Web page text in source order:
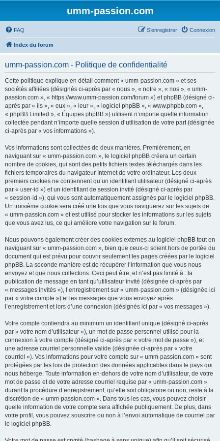
umm-passion.com
FAQ Connexion
S’enregistrer
Index du forum
umm-passion.com - Politique de confidentialité
Cette politique explique en détail comment « umm-passion.com » et ses
sociétés affiliées (désignés ci-après par « nous », « notre », « nos », « umm-
passion.com », « https://www.umm-passion.com/forum ») et phpBB (désigné ci-
après par « ils », « eux », « leur », « logiciel phpBB », « www.phpbb.com »,
« phpBB Limited », « Équipes phpBB ») utilisent n’importe quelle information
collectée pendant n’importe quelle session d’utilisation de votre part (désignée
ci-après par « vos informations »).
Vos informations sont collectées de deux manières. Premièrement, en
naviguant sur « umm-passion.com », le logiciel phpBB créera un certain
nombre de cookies, qui sont des petits fichiers textes téléchargés dans les
fichiers temporaires du navigateur Internet de votre ordinateur. Les deux
premiers cookies ne contiennent qu’un identifiant utilisateur (désigné ci-après
par « user-id ») et un identifiant de session invité (désigné ci-après par
« session-id »), qui vous sont automatiquement assignés par le logiciel phpBB.
Un troisième cookie sera créé une fois que vous naviguerez sur les sujets de
« umm-passion.com » et est utilisé pour stocker les informations sur les sujets
que vous avez lus, ce qui améliore votre navigation sur le forum.
Nous pouvons également créer des cookies externes au logiciel phpBB tout en
naviguant sur « umm-passion.com », bien que ceux-ci soient hors de portée du
document qui est prévu pour couvrir seulement les pages créées par le logiciel
phpBB. La seconde manière est de récupérer l’information que vous nous
envoyez et que nous collectons. Ceci peut être, et n’est pas limité à : la
publication de message en tant qu’utilisateur invité (désignée ci-après par
« messages invités »), l’enregistrement sur « umm-passion.com » (désignée ici
par « votre compte ») et les messages que vous envoyez après
l’enregistrement et lors d’une connexion (désignés ici par « vos messages »).
Votre compte contiendra au minimum un identifiant unique (désigné ci-après
par « votre nom d’utilisateur »), un mot de passe personnel utilisé pour la
connexion à votre compte (désigné ci-après par « votre mot de passe »), et
une adresse courriel personnelle valide (désignée ci-après par « votre
courriel »). Vos informations pour votre compte sur « umm-passion.com » sont
protégées par les lois de protection des données applicables dans le pays qui
nous héberge. Toute information en-dehors de votre nom d’utilisateur, de votre
mot de passe et de votre adresse courriel requise par « umm-passion.com »
durant la procédure d’enregistrement, qu’elle soit obligatoire ou non, reste à la
discrétion de « umm-passion.com ». Dans tous les cas, vous pouvez choisir
quelle information de votre compte sera affichée publiquement. De plus, dans
votre profil, vous pouvez souscrire ou non à l’envoi automatique de courriel par
le logiciel phpBB.